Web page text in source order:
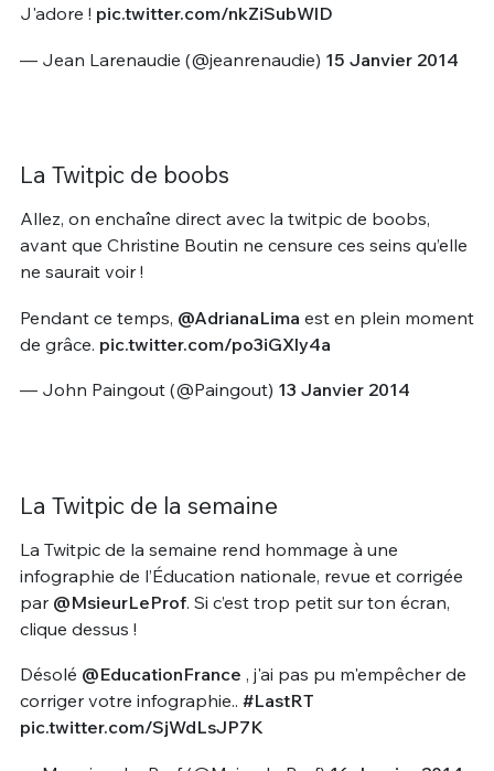
J'adore ! pic.twitter.com/nkZiSubWlD
— Jean Larenaudie (@jeanrenaudie) 15 Janvier 2014
La Twitpic de boobs
Allez, on enchaîne direct avec la twitpic de boobs,
avant que Christine Boutin ne censure ces seins qu’elle
ne saurait voir !
Pendant ce temps, @AdrianaLima est en plein moment
de grâce. pic.twitter.com/po3iGXly4a
— John Paingout (@Paingout) 13 Janvier 2014
La Twitpic de la semaine
La Twitpic de la semaine rend hommage à une
infographie de l’Éducation nationale, revue et corrigée
par @MsieurLeProf. Si c’est trop petit sur ton écran,
clique dessus !
Désolé @EducationFrance , j'ai pas pu m'empêcher de
corriger votre infographie.. #LastRT
pic.twitter.com/SjWdLsJP7K